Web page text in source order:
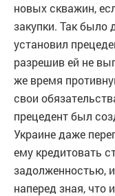
новых скважин,
закупки. Так было
установил
разрешив ей не
же время
свои
прецедент был
Украине даже
ему кредитовать
задолженностью,
наперед зная, что